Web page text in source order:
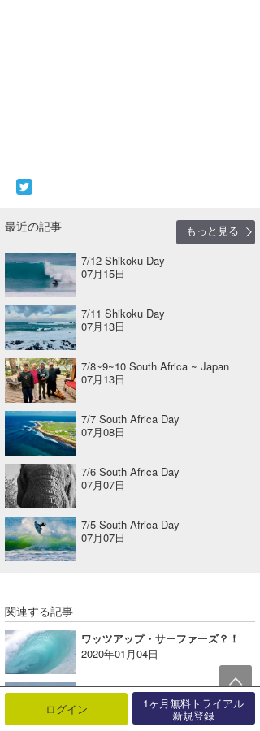
最近の記事
もっと見る
7/12 Shikoku Day
07月15日
7/11 Shikoku Day
07月13日
7/8~9~10 South Africa ~ Japan
07月13日
7/7 South Africa Day
07月08日
7/6 South Africa Day
07月07日
7/5 South Africa Day
07月07日
関連する記事
ワッツアップ・サーファーズ？！
2020年01月04日
4/21 Mentawai Day
2026年04月23日
ログイン 1ヶ月無料トライアル
新規登録